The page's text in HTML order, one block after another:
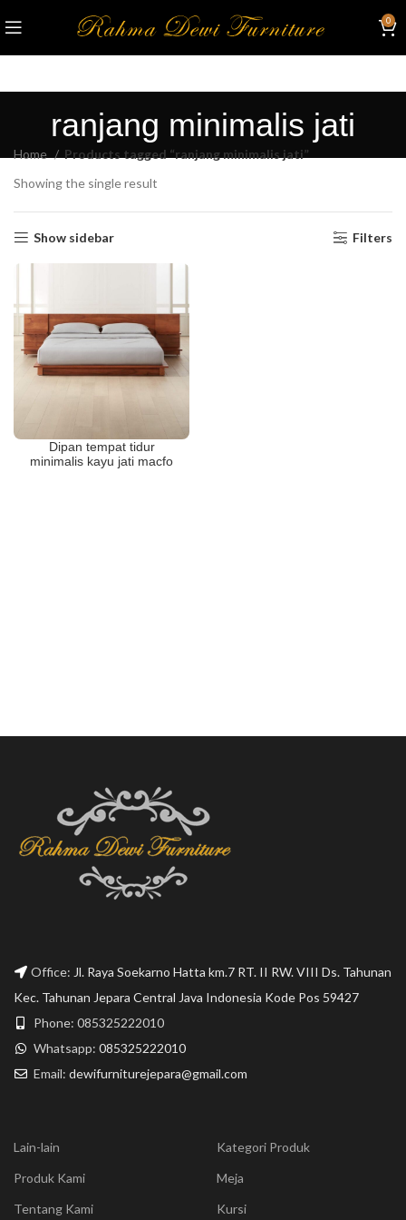
0
ranjang minimalis jati
Home
Products tagged “ranjang minimalis jati”
Showing the single result
Show sidebar Filters
Dipan tempat tidur
minimalis kayu jati macfo
Office: Jl. Raya Soekarno Hatta km.7 RT. II RW. VIII Ds. Tahunan
Kec. Tahunan Jepara Central Java Indonesia Kode Pos 59427
Phone: 085325222010
Whatsapp: 085325222010
Email: dewifurniturejepara@gmail.com
Lain-lain
Produk Kami
Tentang Kami
Kategori Produk
Meja
Kursi